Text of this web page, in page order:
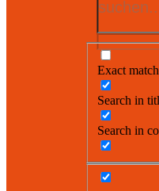
Exact
Search in
Search in